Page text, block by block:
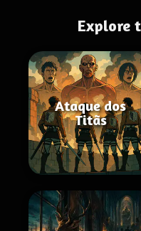
Explore
Ataque dos
Titãs